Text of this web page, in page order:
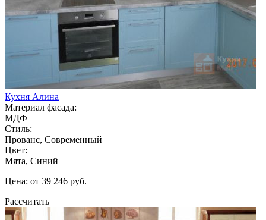
Кухня Алина
Материал фасада:
МДФ
Стиль:
Прованс, Современный
Цвет:
Мята, Синий
Цена: от 39 246 руб.
Рассчитать